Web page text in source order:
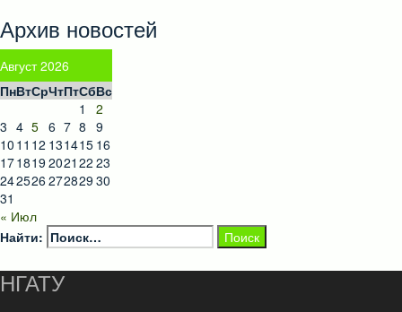
Архив новостей
Август 2026
ПнВтСрЧтПтСбВс
1
2
3 4 5 6 7 8 9
10 11 12 131415 16
171819 2021 22 23
242526 272829 30
31
« Июл
Найти:
НГАТУ